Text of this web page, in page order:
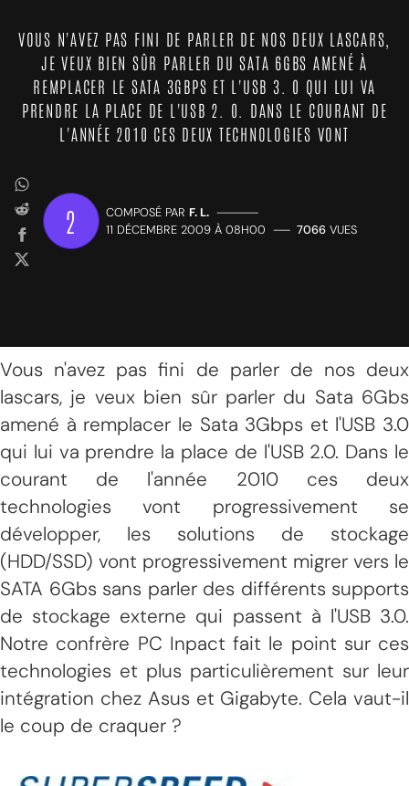
VOUS N'AVEZ PAS FINI DE PARLER DE NOS DEUX LASCARS,
JE VEUX BIEN SÛR PARLER DU SATA 6GBS AMENÉ À
REMPLACER LE SATA 3GBPS ET L'USB 3. 0 QUI LUI VA
PRENDRE LA PLACE DE L'USB 2. 0. DANS LE COURANT DE
L'ANNÉE 2010 CES DEUX TECHNOLOGIES VONT
2 COMPOSÉ PAR F. L. —————
11 DÉCEMBRE 2009 À 08H00 —— 7066 VUES
Vous n'avez pas fini de parler de nos deux
lascars, je veux bien sûr parler du Sata 6Gbs
amené à remplacer le Sata 3Gbps et l'USB 3.0
qui lui va prendre la place de l'USB 2.0. Dans le
courant de l'année 2010 ces deux
technologies vont progressivement se
développer, les solutions de stockage
(HDD/SSD) vont progressivement migrer vers le
SATA 6Gbs sans parler des différents supports
de stockage externe qui passent à l'USB 3.0.
Notre confrère PC Inpact fait le point sur ces
technologies et plus particulièrement sur leur
intégration chez Asus et Gigabyte. Cela vaut-il
le coup de craquer ?